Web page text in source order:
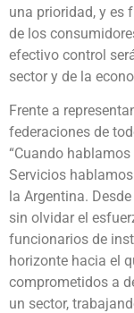
una prioridad, y es
de los
efectivo control
sector y de la
Frente a
federaciones de
“Cuando
Servicios
la Argentina.
sin olvidar el
funcionarios de
horizonte hacia el
comprometidos a
un sector,